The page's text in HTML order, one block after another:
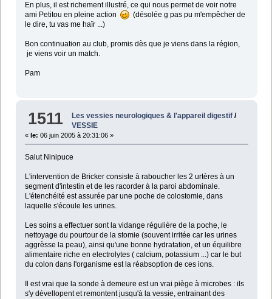
En plus, il est richement illustré, ce qui nous permet de voir notre
ami Petitou en pleine action
(désolée g pas pu m'empêcher de
le dire, tu vas me haïr ...)
Bon continuation au club, promis dès que je viens dans la région,
je viens voir un match.
Pam
1511 Les vessies neurologiques & l'appareil digestif /
VESSIE
« le: 06 juin 2005 à 20:31:06 »
Salut Ninipuce
L'intervention de Bricker consiste à raboucher les 2 urtères à un
segment d'intestin et de les racorder à la paroi abdominale.
L'étenchéité est assurée par une poche de colostomie, dans
laquelle s'écoule les urines.
Les soins a effectuer sont la vidange régulière de la poche, le
nettoyage du pourtour de la stomie (souvent irritée car les urines
aggrèsse la peau), ainsi qu'une bonne hydratation, et un équilibre
alimentaire riche en electrolytes ( calcium, potassium ...) car le but
du colon dans l'organisme est la réabsoption de ces ions.
Il est vrai que la sonde à demeure est un vrai piège à microbes : ils
s'y dévellopent et remontent jusqu'à la vessie, entrainant des